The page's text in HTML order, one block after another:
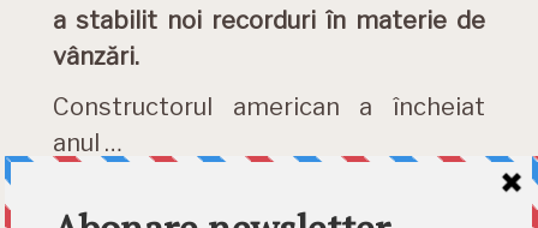
a stabilit noi recorduri în materie de
vânzări.
Constructorul american a încheiat
anul …